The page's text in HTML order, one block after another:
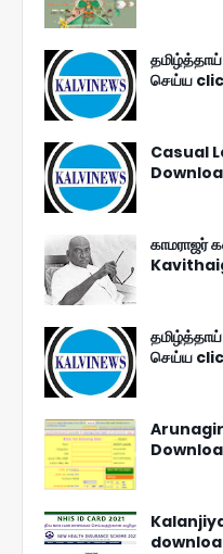
செய்ய
Casual
காமராஜர்
செய்ய